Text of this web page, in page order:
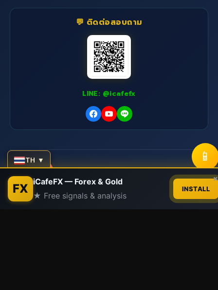
💬 ติดต่อสอบถาม
LINE: @icafefx
Network Sites: iCafeForex | SiamCafe.net |
XM Signal
|
Siam2R | SiamLanCard
© 2015-2026 อ.บอม|SiamCafe.net
TH ▼ 📱
FX iCafeFX — Forex & Gold
★ Free signals & analysis
INSTALL
×
Contact us
Open